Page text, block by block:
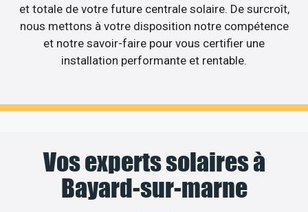
et totale de votre future centrale solaire. De surcroît,
nous mettons à votre disposition notre compétence
et notre savoir-faire pour vous certifier une
installation performante et rentable.
Vos experts solaires à
Bayard-sur-marne